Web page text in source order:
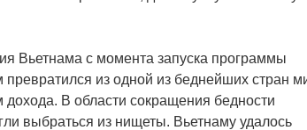
Вьетнама с момента запуска программы
из одной из беднейших стран
В области сокращения бедности
выбраться из нищеты. Вьетнаму удалось